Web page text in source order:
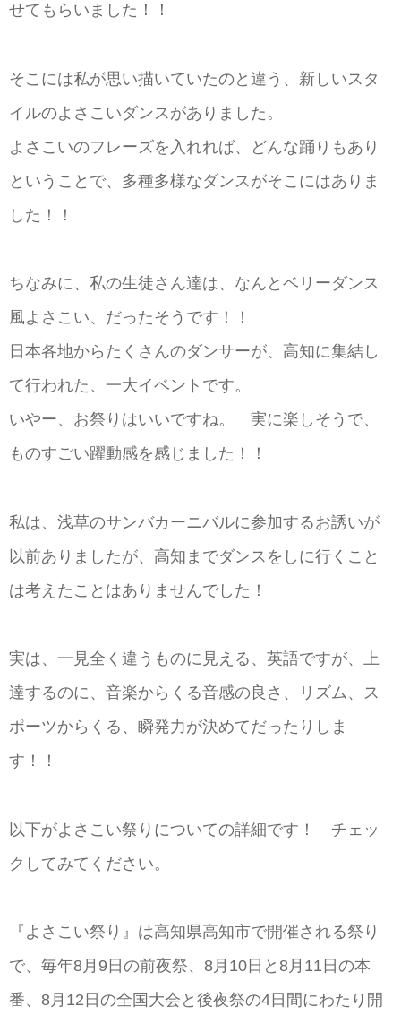
せてもらいました！！
そこには私が思い描いていたのと違う、新しいスタ
イルのよさこいダンスがありました。
よさこいのフレーズを入れれば、どんな踊りもあり
ということで、多種多様なダンスがそこにはありま
した！！
ちなみに、私の生徒さん達は、なんとベリーダンス
風よさこい、だったそうです！！
日本各地からたくさんのダンサーが、高知に集結し
て行われた、一大イベントです。
いやー、お祭りはいいですね。 実に楽しそうで、
ものすごい躍動感を感じました！！
私は、浅草のサンバカーニバルに参加するお誘いが
以前ありましたが、高知までダンスをしに行くこと
は考えたことはありませんでした！
実は、一見全く違うものに見える、英語ですが、上
達するのに、音楽からくる音感の良さ、リズム、ス
ポーツからくる、瞬発力が決めてだったりしま
す！！
以下がよさこい祭りについての詳細です！ チェッ
クしてみてください。
『よさこい祭り』は高知県高知市で開催される祭り
で、毎年8月9日の前夜祭、8月10日と8月11日の本
番、8月12日の全国大会と後夜祭の4日間にわたり開